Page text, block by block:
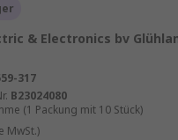
& Electronics bv
317
B23024080
(1 Packung mit 10 Stück)
MwSt.)